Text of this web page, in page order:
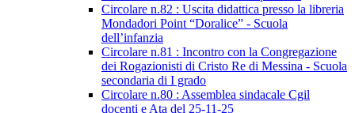
Circolare n.82 : Uscita didattica presso la libreria
Mondadori Point “Doralice” - Scuola
dell’infanzia
Circolare n.81 : Incontro con la Congregazione
dei Rogazionisti di Cristo Re di Messina - Scuola
secondaria di I grado
Circolare n.80 : Assemblea sindacale Cgil
docenti e Ata del 25-11-25